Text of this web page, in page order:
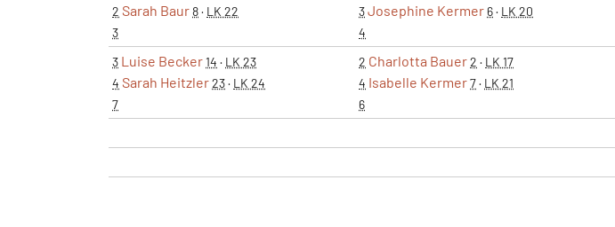
2 Sarah Baur8· LK 22
3
3Josephine Kermer 6· LK 20
4
3 Luise Becker14 · LK 23
4 Sarah Heitzler23· LK 24
7
2 Charlotta Bauer2 · LK 17
4 Isabelle Kermer7· LK 21
6